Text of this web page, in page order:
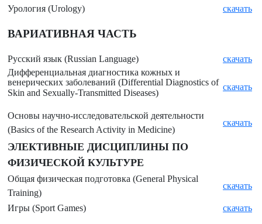
Урология (Urology) скачать
ВАРИАТИВНАЯ ЧАСТЬ
Русский язык (Russian Language)
скачать
Дифференциальная диагностика кожных и
венерических заболеваний (Differential Diagnostics of
Skin and Sexually-Transmitted Diseases)
скачать
Основы научно-исследовательской деятельности
(Basics of the Research Activity in Medicine)
скачать
ЭЛЕКТИВНЫЕ ДИСЦИПЛИНЫ ПО
ФИЗИЧЕСКОЙ КУЛЬТУРЕ
Общая физическая подготовка (General Physical
Training)
скачать
Игры (Sport Games) скачать